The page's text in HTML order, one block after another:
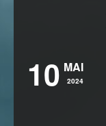
10 MAI
2024